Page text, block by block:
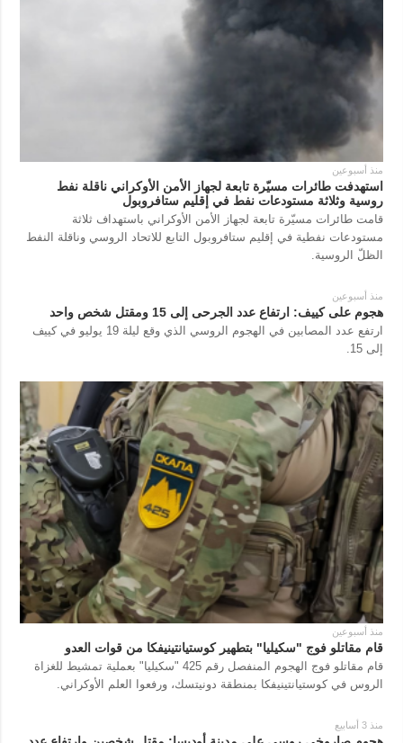
منذ أسبوعين
استهدفت طائرات مسيّرة تابعة لجهاز الأمن الأوكراني ناقلة نفط
روسية وثلاثة مستودعات نفط في إقليم ستافروبول
قامت طائرات مسيّرة تابعة لجهاز الأمن الأوكراني باستهداف ثلاثة
مستودعات نفطية في إقليم ستافروبول التابع للاتحاد الروسي وناقلة النفط
الظلّ الروسية.
منذ أسبوعين
هجوم على كييف: ارتفاع عدد الجرحى إلى 15 ومقتل شخص واحد
ارتفع عدد المصابين في الهجوم الروسي الذي وقع ليلة 19 يوليو في كييف
إلى 15.
منذ أسبوعين
قام مقاتلو فوج "سكيليا" بتطهير كوستيانتينيفكا من قوات العدو
قام مقاتلو فوج الهجوم المنفصل رقم 425 "سكيليا" بعملية تمشيط للغزاة
الروس في كوستيانتينيفكا بمنطقة دونيتسك، ورفعوا العلم الأوكراني.
منذ 3 أسابيع